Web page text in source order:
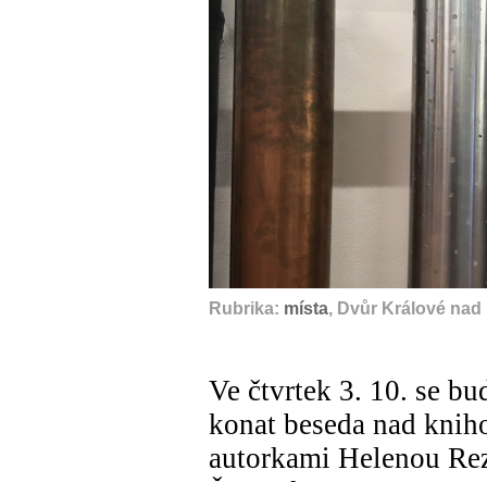
Rubrika: místa, Dvůr Králové nad
Ve čtvrtek 3. 10. se
konat beseda nad
autorkami Helenou